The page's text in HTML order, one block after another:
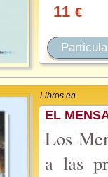
11 €
Libros en
EL
Los
a las